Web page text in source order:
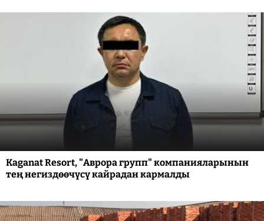
Kaganat Resort, "Аврора групп" компанияларынын
тең негиздөөчүсү кайрадан кармалды